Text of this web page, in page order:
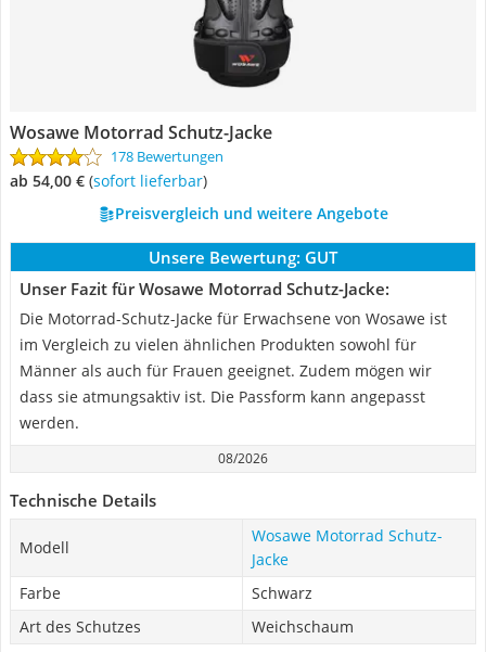
Wosawe Motorrad Schutz-Jacke
178 Bewertungen
ab 54,00 € ( Sofort lieferbar)
Preisvergleich und weitere Angebote
Unsere Bewertung: GUT
Unser Fazit für Wosawe Motorrad Schutz-Jacke:
Die Motorrad-Schutz-Jacke für Erwachsene von Wosawe ist
im Vergleich zu vielen ähnlichen Produkten sowohl für
Männer als auch für Frauen geeignet. Zudem mögen wir
dass sie atmungsaktiv ist. Die Passform kann angepasst
werden.
08/2026
Technische Details
Modell
Wosawe Motorrad Schutz-
Jacke
Farbe
Schwarz
Art des Schutzes
Weichschaum